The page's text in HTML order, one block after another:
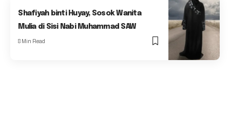
Shafiyah binti Huyay, Sosok Wanita
Mulia di Sisi Nabi Muhammad SAW
8 Min Read